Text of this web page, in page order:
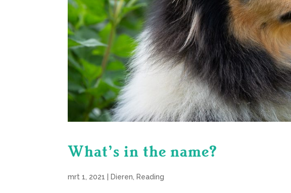
What’s in the name?
mrt 1, 2021 Dieren Reading